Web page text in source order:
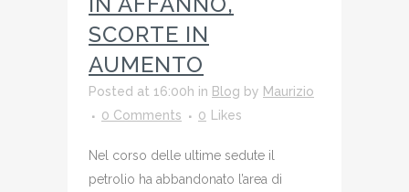
SCORTE IN
AUMENTO
Posted at 16:00h in Blog by Maurizio
0 Comments
0 Likes
Nel corso delle ultime sedute il
petrolio ha abbandonato l’area di